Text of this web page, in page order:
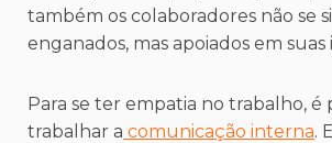
também os colaboradores não se
enganados, mas apoiados em suas
Para se ter empatia no trabalho, é
trabalhar a comunicação interna.